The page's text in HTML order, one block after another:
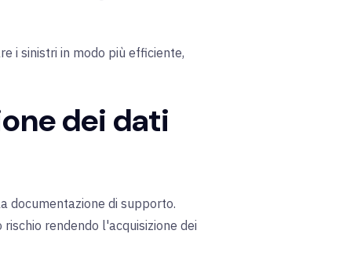
i sinistri in modo più efficiente,
dei dati
documentazione di supporto.
rendendo l'acquisizione dei